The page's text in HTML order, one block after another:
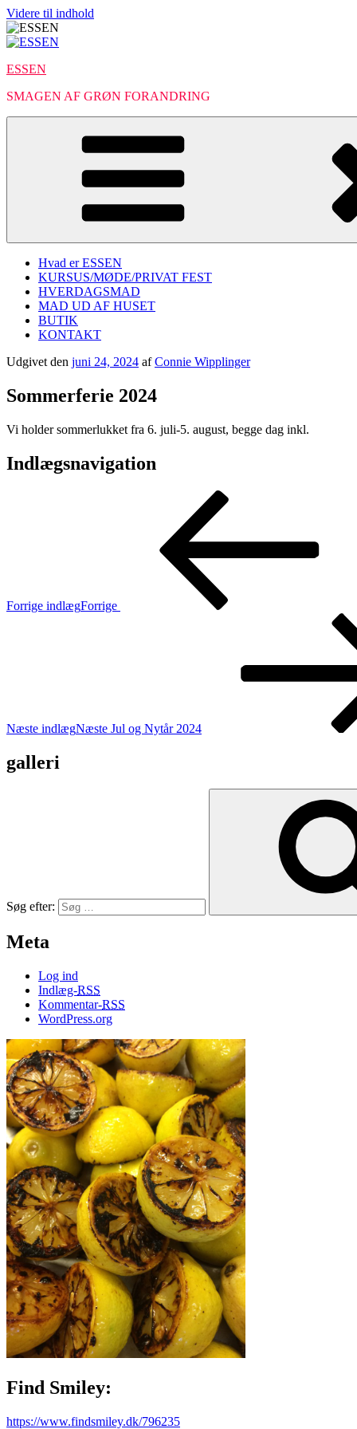
Videre til indhold
ESSEN
SMAGEN AF GRØN FORANDRING
Hvad er ESSEN
KURSUS/MØDE/PRIVAT FEST
HVERDAGSMAD
MAD UD AF HUSET
BUTIK
KONTAKT
Udgivet den juni 24, 2024 afConnie Wipplinger
Sommerferie 2024
Vi holder sommerlukket fra 6. juli-5. august, begge dag inkl.
Indlægsnavigation
Forrige indlægForrige
Næste indlægNæste Jul og Nytår 2024
galleri
Søg efter:
Meta
Log ind
Indlæg-RSS
Kommentar-RSS
WordPress.org
Find Smiley:
https://www.findsmiley.dk/796235